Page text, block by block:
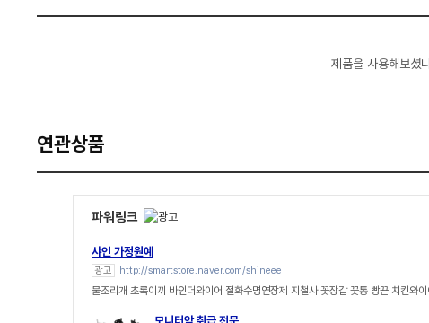
제품을 사용해보셨
연관상품
파워링크
샤인 가정원예
광고 http://smartstore.naver.com/shineee
물조리개 초록이끼 바인더와이어 절화수명연장제 지철사 꽃장갑 꽃통 빵끈 치킨와이